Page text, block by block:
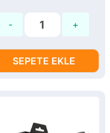
SEPETE EKLE